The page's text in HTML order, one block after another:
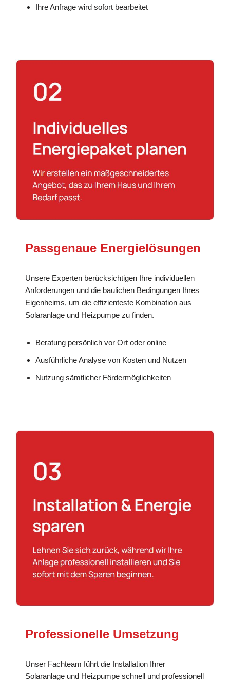
Ihre Anfrage wird sofort bearbeitet
Passgenaue Energielösungen
Unsere Experten berücksichtigen Ihre individuellen
Anforderungen und die baulichen Bedingungen Ihres
Eigenheims, um die effizienteste Kombination aus
Solaranlage und Heizpumpe zu finden.
Beratung persönlich vor Ort oder online
Ausführliche Analyse von Kosten und Nutzen
Nutzung sämtlicher Fördermöglichkeiten
Professionelle Umsetzung
Unser Fachteam führt die Installation Ihrer
Solaranlage und Heizpumpe schnell und professionell